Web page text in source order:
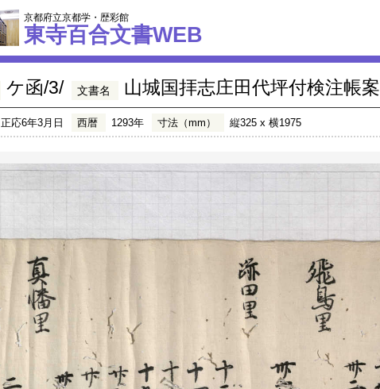
京都府立京都学・歴彩館
東寺百合文書WEB
ケ函/3/ 文書名 山城国拝志庄田代坪付検注帳案
正応6年3月日 西暦 1293年 寸法（mm） 縦325 x 横1975